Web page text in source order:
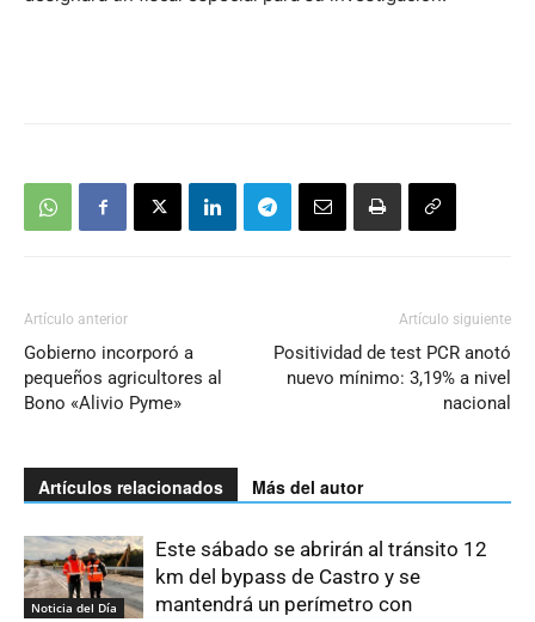
Artículo anterior
Gobierno incorporó a
pequeños agricultores al
Bono «Alivio Pyme»
Artículo siguiente
Positividad de test PCR anotó
nuevo mínimo: 3,19% a nivel
nacional
Artículos relacionados Más del autor
Noticia del Día
Este sábado se abrirán al tránsito 12
km del bypass de Castro y se
mantendrá un perímetro con